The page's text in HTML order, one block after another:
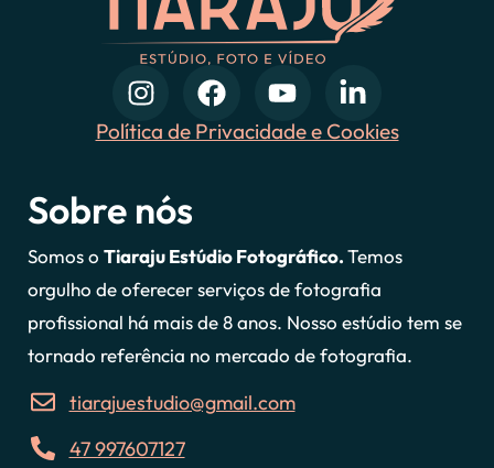
Política de Privacidade e Cookies
Sobre nós
Somos o Tiaraju Estúdio Fotográfico.Temos
orgulho de oferecer serviços de fotografia
profissional há mais de 8 anos. Nosso estúdio tem se
tornado referência no mercado de fotografia.
tiarajuestudio@gmail.com
47 997607127